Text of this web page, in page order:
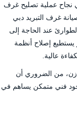
نجاح عملية تصليح غرف
غرف التبريد دبي
عند الحاجة إلى
يستطيع إصلاح أنظمة
عالية.
من الضروري أن
فني متمكن يساهم في